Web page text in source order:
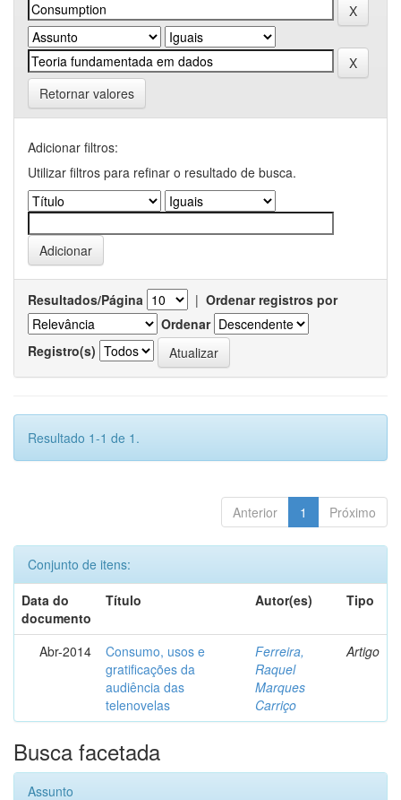
Retornar valores
Adicionar filtros:
Utilizar filtros para refinar o resultado de busca.
Resultados/Página | Ordenar registros por
Ordenar
Registro(s)
Resultado 1-1 de 1.
Anterior 1 Próximo
Conjunto de itens:
Data do
documento
Título Autor(es) Tipo
Abr-2014
Consumo, usos e
gratificações da
audiência das
telenovelas
Ferreira,
Raquel
Marques
Carriço
Artigo
Busca facetada
Assunto